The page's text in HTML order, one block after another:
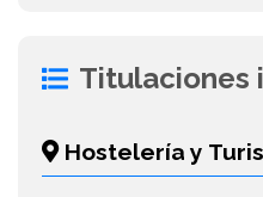
Titulaciones
Hostelería y